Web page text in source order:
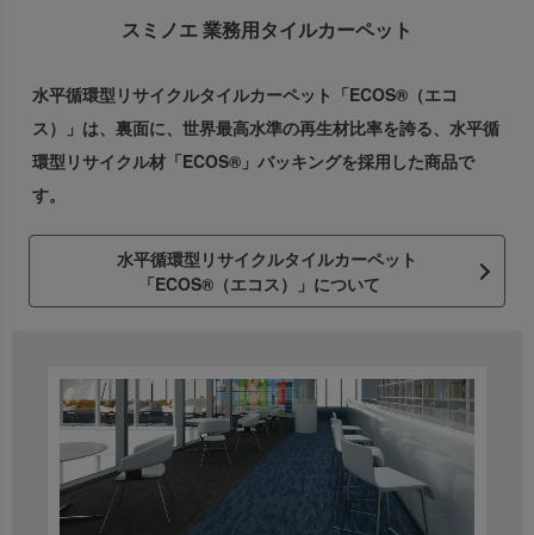
スミノエ 業務用タイルカーペット
水平循環型リサイクルタイルカーペット「ECOS®（エコ
ス）」は、裏面に、世界最高水準の再生材比率を誇る、水平循
環型リサイクル材「ECOS®」バッキングを採用した商品で
す。
水平循環型リサイクルタイルカーペット
「ECOS®（エコス）」について